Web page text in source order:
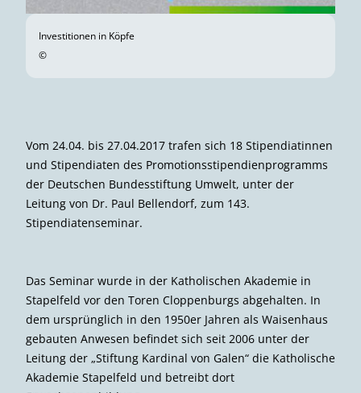
Investitionen in Köpfe
©
Vom 24.04. bis 27.04.2017 trafen sich 18 Stipendiatinnen
und Stipendiaten des Promotionsstipendienprogramms
der Deutschen Bundesstiftung Umwelt, unter der
Leitung von Dr. Paul Bellendorf, zum 143.
Stipendiatenseminar.
Das Seminar wurde in der Katholischen Akademie in
Stapelfeld vor den Toren Cloppenburgs abgehalten. In
dem ursprünglich in den 1950er Jahren als Waisenhaus
gebauten Anwesen befindet sich seit 2006 unter der
Leitung der „Stiftung Kardinal von Galen“ die Katholische
Akademie Stapelfeld und betreibt dort